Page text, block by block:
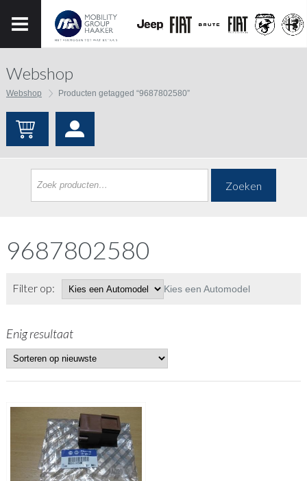
Webshop
Webshop Producten getagged “9687802580”
Zoeken
9687802580
Filter op: Kies een Automodel
Enig resultaat